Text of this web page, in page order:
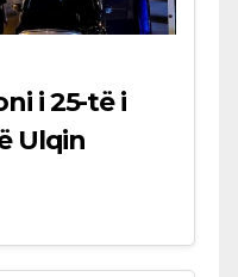
i 25-të i
Ulqin